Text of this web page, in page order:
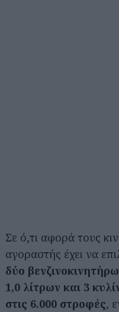
Σε ό,τι αφορά τους
αγοραστής έχει να
δύο
1,0 λίτρων και 3
στις 6.000 στροφές,